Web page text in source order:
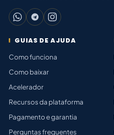
GUIAS DE AJUDA
Como funciona
Como baixar
Acelerador
Recursos da plataforma
Pagamento e garantia
Perguntas frequentes